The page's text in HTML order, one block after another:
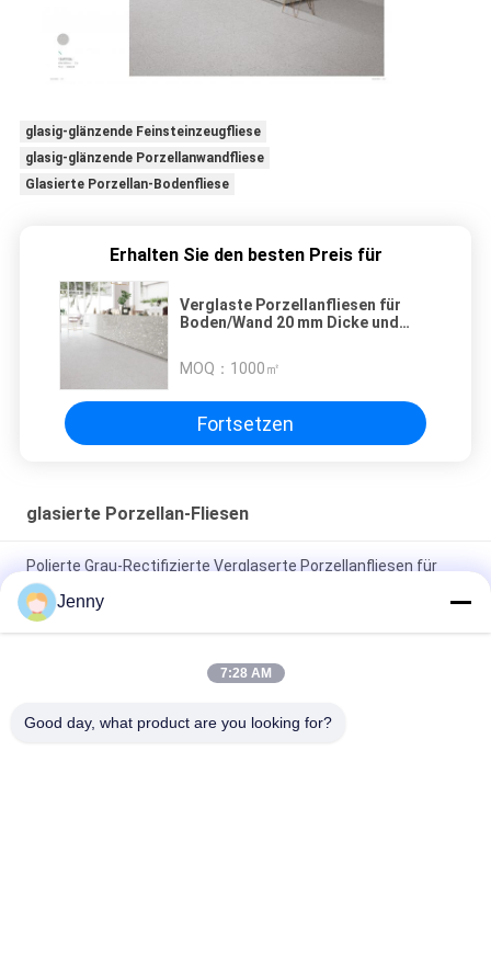
glasig-glänzende Feinsteinzeugfliese
glasig-glänzende Porzellanwandfliese
Glasierte Porzellan-Bodenfliese
Erhalten Sie den besten Preis für
Verglaste Porzellanfliesen für
Boden/Wand 20 mm Dicke und
MOQ： 1000㎡
Fortsetzen
glasierte Porzellan-Fliesen
Polierte Grau-Rectifizierte Verglaserte Porzellanfliesen für
Wohn- / Gewerbezwecke
Glanzverglasete, gerechte Porzellanfliesen mit polierten
Oberflächen mit geringer Wasserabsorption PEI 4
Finish Mit 0,05% Wasserabsorption
Jenny
7:28 AM
Good day, what product are you looking for?